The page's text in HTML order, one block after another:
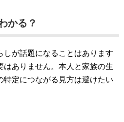
かる？
しが話題になることはあります
はありません。本人と家族の生
特定につながる見方は避けたい